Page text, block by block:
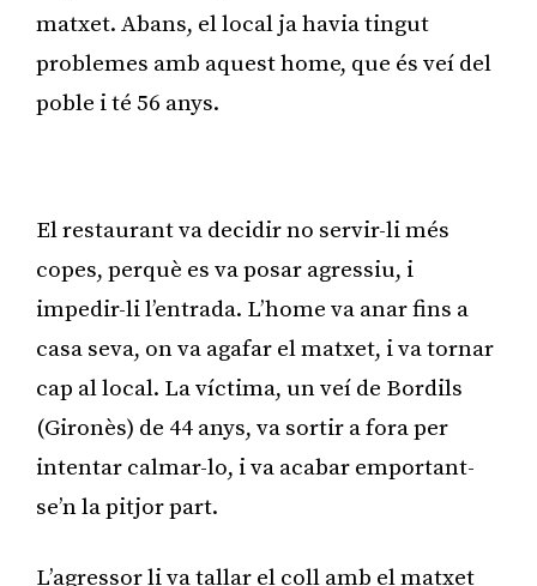
matxet. Abans, el local ja havia tingut
problemes amb aquest home, que és veí del
poble i té 56 anys.
El restaurant va decidir no servir-li més
copes, perquè es va posar agressiu, i
impedir-li l’entrada. L’home va anar fins a
casa seva, on va agafar el matxet, i va tornar
cap al local. La víctima, un veí de Bordils
(Gironès) de 44 anys, va sortir a fora per
intentar calmar-lo, i va acabar emportant-
se’n la pitjor part.
L’agressor li va tallar el coll amb el matxet